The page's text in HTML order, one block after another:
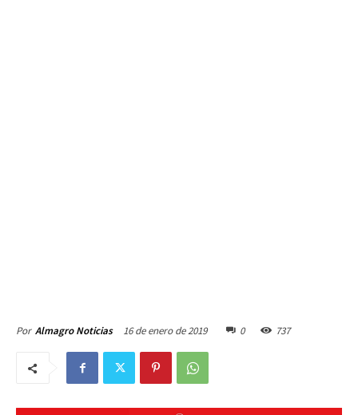
Por Almagro Noticias 16 de enero de 2019 0 737